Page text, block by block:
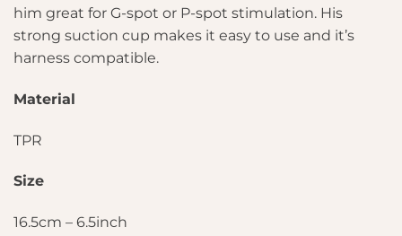
him great for G-spot or P-spot stimulation. His
strong suction cup makes it easy to use and it’s
harness compatible.
Material
TPR
Size
16.5cm – 6.5inch